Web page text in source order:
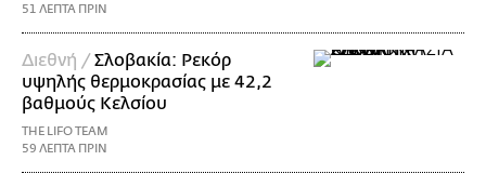
51 ΛΕΠΤΑ ΠΡΙΝ
Διεθνή / Σλοβακία: Ρεκόρ
υψηλής θερμοκρασίας με 42,2
βαθμούς Κελσίου
THE LIFO TEAM
59 ΛΕΠΤΑ ΠΡΙΝ